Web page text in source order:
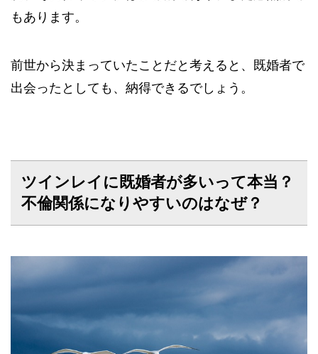
もあります。
前世から決まっていたことだと考えると、既婚者で
出会ったとしても、納得できるでしょう。
ツインレイに既婚者が多いって本当？
不倫関係になりやすいのはなぜ？